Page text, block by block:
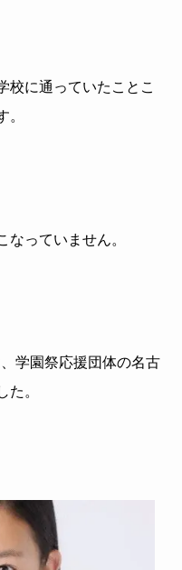
校に通っていたことこ
。
っていません。
学園祭応援団体の名古
た。